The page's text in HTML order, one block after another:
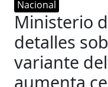
Nacional
Ministerio
detalles
variante
aumenta